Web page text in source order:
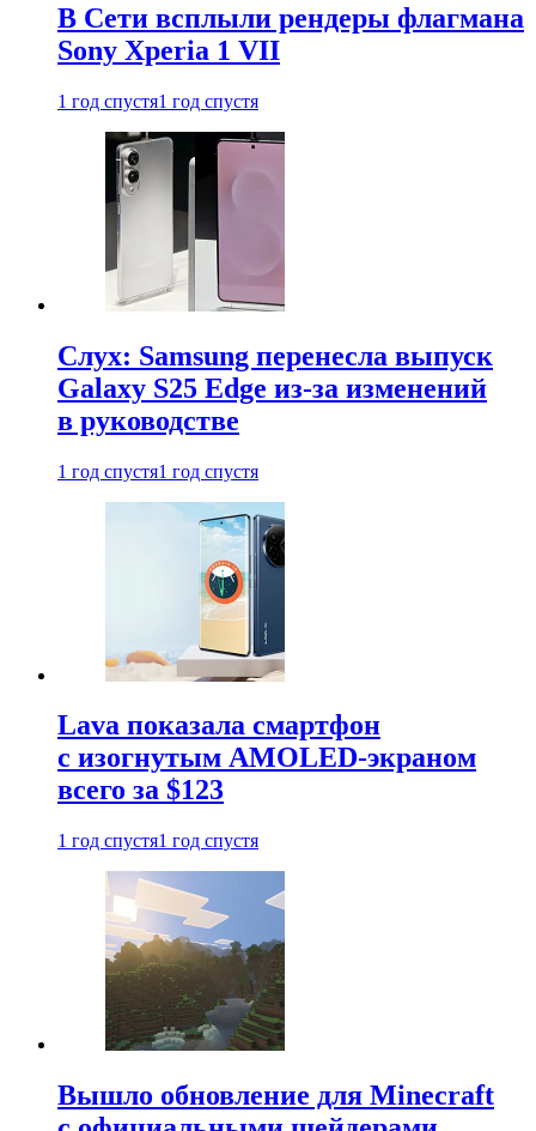
В Сети всплыли рендеры флагмана
Sony Xperia 1 VII
1 год спустя1 год спустя
Слух: Samsung перенесла выпуск
Galaxy S25 Edge из-за изменений
в руководстве
1 год спустя1 год спустя
Lava показала смартфон
с изогнутым AMOLED-экраном
всего за $123
1 год спустя1 год спустя
Вышло обновление для Minecraft